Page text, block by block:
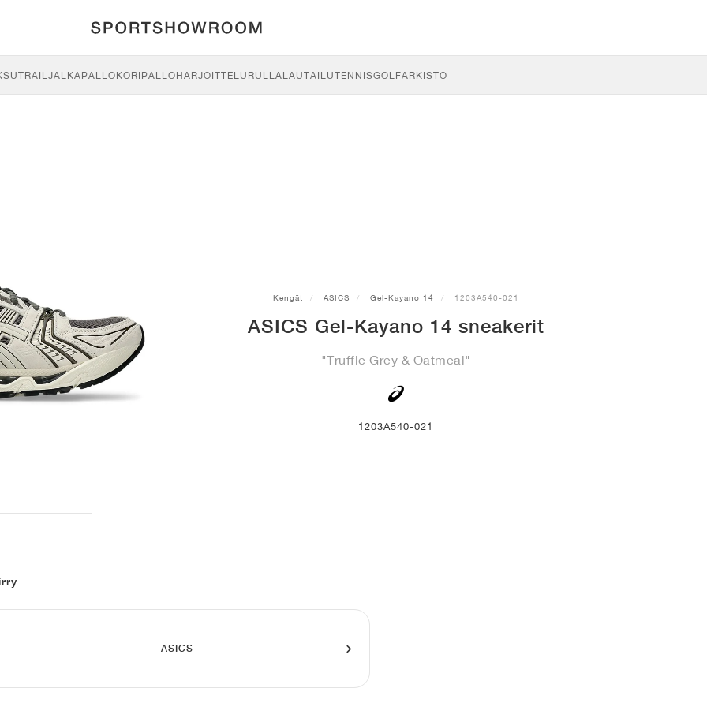
TRAILJALKAPALLOKORIPALLOHARJOITTELU RULLALAUTAILUTENNISGOLFARKISTO
Kengät ASICS Gel-Kayano 14 1203A540-021
ASICS Gel-Kayano 14 sneakerit
"Truffle Grey & Oatmeal"
1203A540-021
ASICS